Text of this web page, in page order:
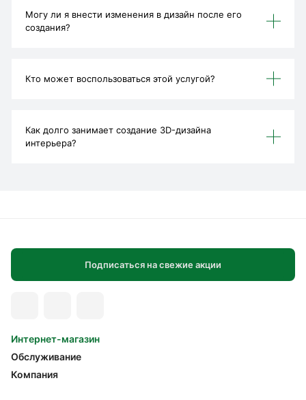
Могу ли я внести изменения в дизайн после его
создания?
Кто может воспользоваться этой услугой?
Как долго занимает создание 3D-дизайна
интерьера?
Подписаться на свежие акции
Интернет-магазин
Обслуживание
Компания